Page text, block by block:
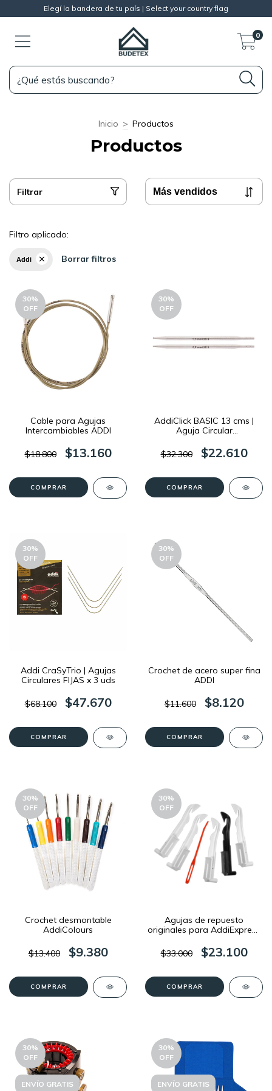
Elegí la bandera de tu país | Select your country flag
0
Inicio > Productos
Productos
Filtrar
Filtro aplicado:
Addi Borrar filtros
30%
OFF
Cable para Agujas
Intercambiables ADDI
$18.800 $13.160
COMPRAR
30%
OFF
AddiClick BASIC 13 cms |
Aguja Circular
$32.300
$22.610
COMPRAR
30%
OFF
Addi CraSyTrio | Agujas
Circulares FIJAS x 3 uds
$68.100 $47.670
COMPRAR
30%
OFF
Crochet de acero super fina
ADDI
$11.600 $8.120
COMPRAR
30%
OFF
Crochet desmontable
AddiColours
$13.400 $9.380
COMPRAR
30%
OFF
Agujas de repuesto
originales para AddiExpress
Kingsize
$33.000 $23.100
30%
OFF
ENVÍO GRATIS
30%
OFF
ENVÍO GRATIS